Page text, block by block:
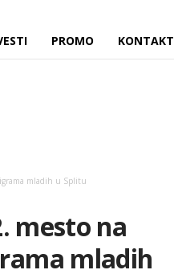
PROMO KONTAKT
mladih u Splitu
mesto na
mladih